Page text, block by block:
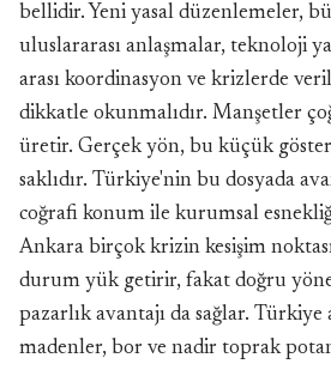
bellidir. Yeni yasal düzenlemeler,
uluslararası anlaşmalar, teknoloji
arası koordinasyon ve krizlerde
dikkatle okunmalıdır. Manşetler
üretir. Gerçek yön, bu küçük
saklıdır. Türkiye'nin bu dosyada
coğrafi konum ile kurumsal
Ankara birçok krizin kesişim
durum yük getirir, fakat doğru
pazarlık avantajı da sağlar. Türkiye
madenler, bor ve nadir toprak